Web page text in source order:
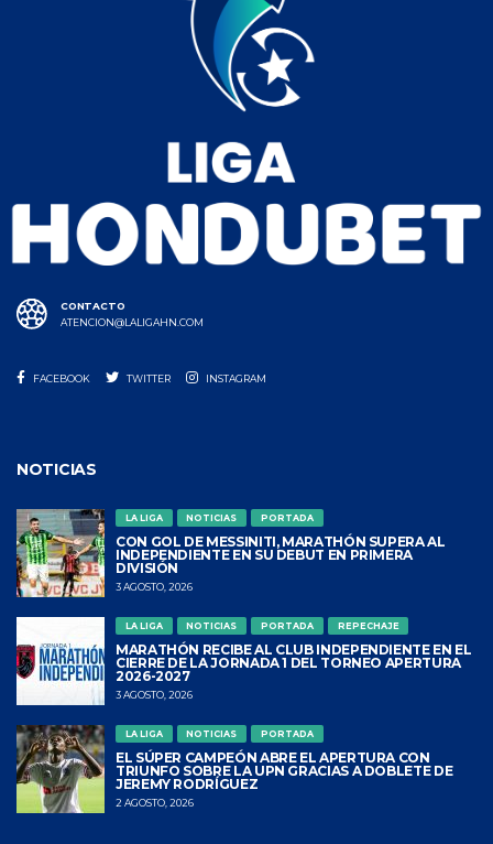
CONTACTO
ATENCION@LALIGAHN.COM
FACEBOOK TWITTER INSTAGRAM
NOTICIAS
LA LIGA NOTICIAS PORTADA
CON GOL DE MESSINITI, MARATHÓN SUPERA AL
INDEPENDIENTE EN SU DEBUT EN PRIMERA
DIVISIÓN
3 AGOSTO, 2026
LA LIGA NOTICIAS PORTADA REPECHAJE
MARATHÓN RECIBE AL CLUB INDEPENDIENTE EN EL
CIERRE DE LA JORNADA 1 DEL TORNEO APERTURA
2026-2027
3 AGOSTO, 2026
LA LIGA NOTICIAS PORTADA
EL SÚPER CAMPEÓN ABRE EL APERTURA CON
TRIUNFO SOBRE LA UPN GRACIAS A DOBLETE DE
JEREMY RODRÍGUEZ
2 AGOSTO, 2026